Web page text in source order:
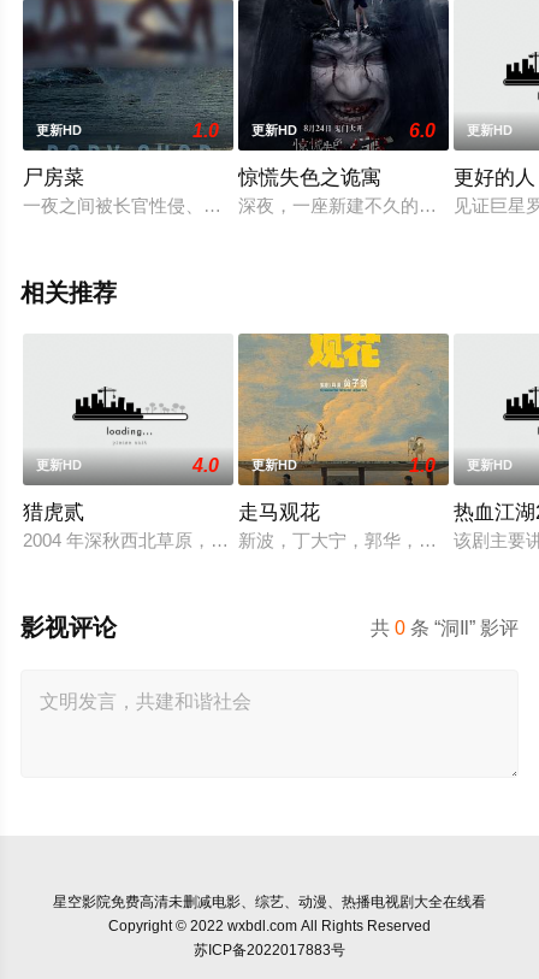
视猫或剧情网等平台了解。
更新HD 1.0
尸房菜
一夜之间被长官性侵、流氓轮暴的可怜小兵魂，在灵堂告别母
更新HD 6.0
惊慌失色之诡寓
深夜，一座新建不久的高档公寓内一
更新HD
更好的人
见证巨星
相关推荐
更新HD 4.0
猎虎贰
2004 年深秋西北草原，假交警截停铜矿押运车，炸药破箱、两
更新HD 1.0
走马观花
新波，丁大宁，郭华，程一木他们毕
更新HD
热血江湖
该剧主要
共0 条 “洞Il” 影评
影视评论
星空影院免费高清未删减电影、综艺、动漫、热播电视剧大全在线看
Copyright © 2022 wxbdl.com All Rights Reserved
苏ICP备2022017883号